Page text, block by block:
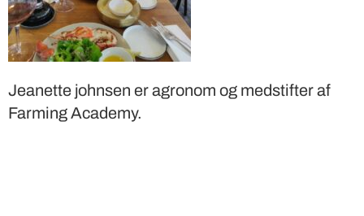
Jeanette johnsen er agronom og medstifter af
Farming Academy.